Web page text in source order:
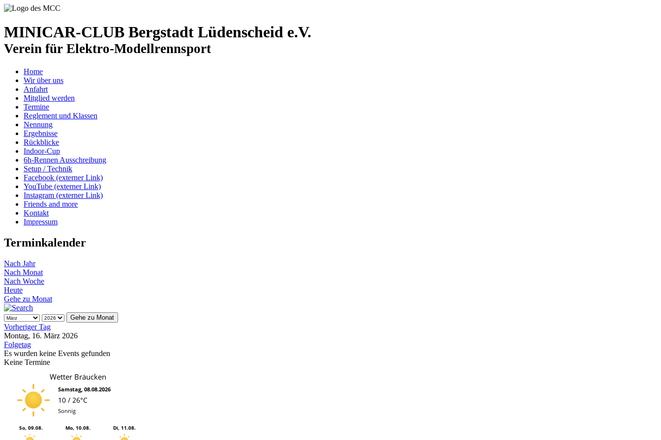
MINICAR-CLUB Bergstadt Lüdenscheid e.V.
Verein für Elektro-Modellrennsport
Home
Wir über uns
Anfahrt
Mitglied werden
Termine
Reglement und Klassen
Nennung
Ergebnisse
Rückblicke
Indoor-Cup
6h-Rennen Ausschreibung
Setup / Technik
Facebook (externer Link)
YouTube (externer Link)
Instagram (externer Link)
Friends and more
Kontakt
Impressum
Terminkalender
Nach Jahr
Nach Monat
Nach Woche
Heute
Gehe zu Monat
Gehe zu Monat
Vorheriger Tag
Montag, 16. März 2026
Folgetag
Es wurden keine Events gefunden
Keine Termine
Wetter Bräucken
Samstag, 08.08.2026
10 / 26°C
Sonnig
So, 09.08. Mo, 10.08. Di, 11.08.